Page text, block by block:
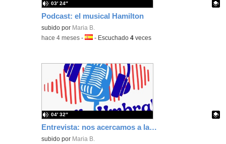
Podcast: el musical Hamilton
Contenido educativo.
subido por Maria B.
03′ 24″
-hace 4 meses -Idioma:
- Escuchado4 veces
Entrevista: nos acercamos a la cafetería del centro.
Contenido educativo.
subido por Maria B.
04′ 32″